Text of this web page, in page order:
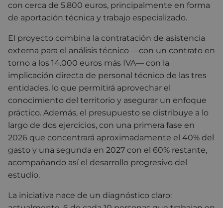
con cerca de 5.800 euros, principalmente en forma
de aportación técnica y trabajo especializado.
El proyecto combina la contratación de asistencia
externa para el análisis técnico —con un contrato en
torno a los 14.000 euros más IVA— con la
implicación directa de personal técnico de las tres
entidades, lo que permitirá aprovechar el
conocimiento del territorio y asegurar un enfoque
práctico. Además, el presupuesto se distribuye a lo
largo de dos ejercicios, con una primera fase en
2026 que concentrará aproximadamente el 40% del
gasto y una segunda en 2027 con el 60% restante,
acompañando así el desarrollo progresivo del
estudio.
La iniciativa nace de un diagnóstico claro: